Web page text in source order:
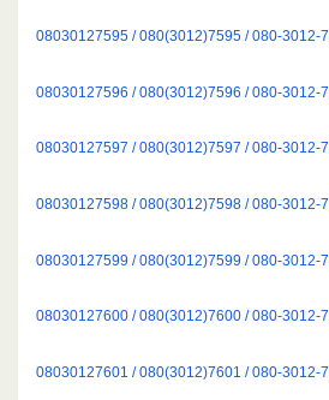
08030127595 / 080(3012)7595 / 080-3012-
08030127596 / 080(3012)7596 / 080-3012-
08030127597 / 080(3012)7597 / 080-3012-
08030127598 / 080(3012)7598 / 080-3012-
08030127599 / 080(3012)7599 / 080-3012-
08030127600 / 080(3012)7600 / 080-3012-
08030127601 / 080(3012)7601 / 080-3012-